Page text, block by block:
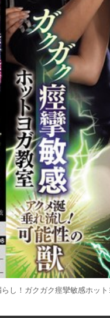
し！ガクガク痙攣敏感ホッ